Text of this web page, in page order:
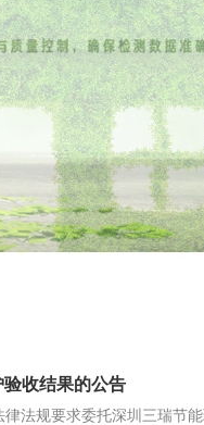
收结果的公告
法规要求委托深圳三瑞节